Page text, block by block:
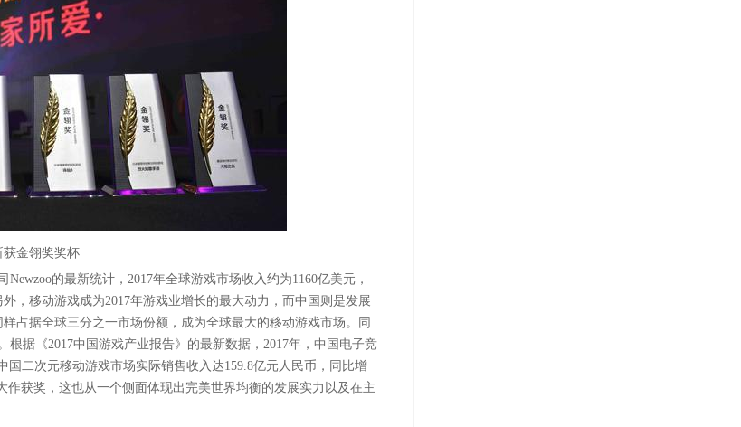
获金翎奖奖杯
的最新统计，2017年全球游戏市场收入约为1160亿美元，
，移动游戏成为2017年游戏业增长的最大动力，而中国则是发展
占据全球三分之一市场份额，成为全球最大的移动游戏市场。同
据《2017中国游戏产业报告》的最新数据，2017年，中国电子竞
国二次元移动游戏市场实际销售收入达159.8亿元人民币，同比增
获奖，这也从一个侧面体现出完美世界均衡的发展实力以及在主